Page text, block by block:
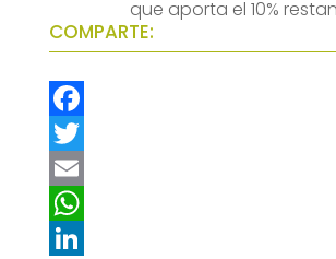
que aporta el 10%
COMPARTE:
F
a
c
e
T
w
E
m
W